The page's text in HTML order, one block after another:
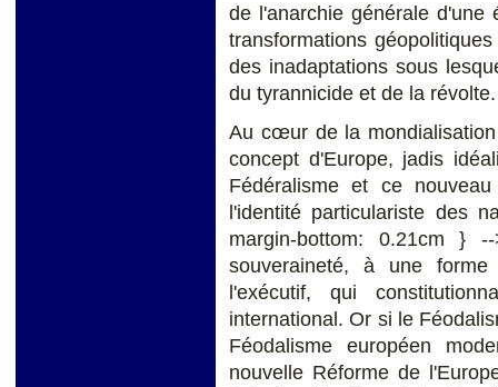
de l'anarchie générale d'une
transformations
des inadaptations sous
du tyrannicide et de la révolte.
Au cœur de la
concept d'Europe, jadis
Fédéralisme et ce
l'identité particulariste des
margin-bottom: 0.21cm }
souveraineté, à une forme
l'exécutif, qui
international. Or si le
Féodalisme européen
nouvelle Réforme de